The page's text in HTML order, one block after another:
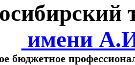
имени
бюджетное